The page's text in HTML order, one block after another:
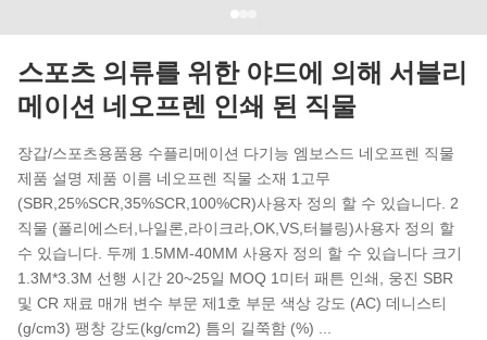
스포츠 의류를 위한 야드에 의해 서블리
메이션 네오프렌 인쇄 된 직물
장갑/스포츠용품용 수플리메이션 다기능 엠보스드 네오프렌 직물
제품 설명 제품 이름 네오프렌 직물 소재 1고무
(SBR,25%SCR,35%SCR,100%CR)사용자 정의 할 수 있습니다. 2
직물 (폴리에스터,나일론,라이크라,OK,VS,터블링)사용자 정의 할
수 있습니다. 두께 1.5MM-40MM 사용자 정의 할 수 있습니다 크기
1.3M*3.3M 선행 시간 20~25일 MOQ 1미터 패튼 인쇄, 웅진 SBR
및 CR 재료 매개 변수 부문 제1호 부문 색상 강도 (AC) 데니스티
(g/cm3) 팽창 강도(kg/cm2) 틈의 길쭉함 (%) ...